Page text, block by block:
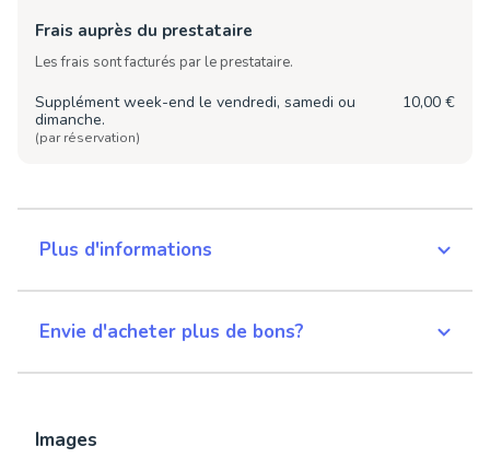
Frais auprès du prestataire
Les frais sont facturés par le prestataire.
Supplément week-end le vendredi, samedi ou
dimanche.
(par réservation)
10,00 €
Plus d'informations
Envie d'acheter plus de bons?
Images